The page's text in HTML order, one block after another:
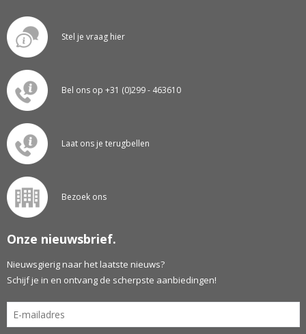
Stel je vraag hier
Bel ons op +31 (0)299 - 463610
Laat ons je terugbellen
Bezoek ons
Onze nieuwsbrief.
Nieuwsgierig naar het laatste nieuws?
Schijf je in en ontvang de scherpste aanbiedingen!